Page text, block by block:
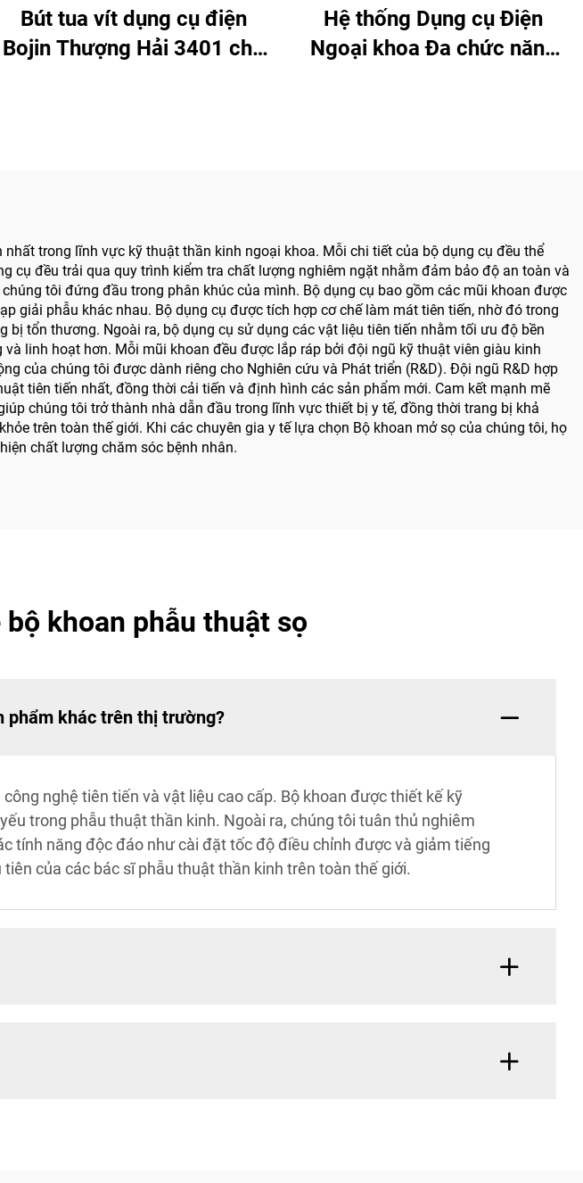
Bút tua vít dụng cụ điện
Bojin Thượng Hải 3401 cho
Hệ thống Dụng cụ Điện
Ngoại khoa Đa chức năng
trong lĩnh vực kỹ thuật thần kinh ngoại khoa. Mỗi chi tiết của bộ dụng cụ đều thể
cụ đều trải qua quy trình kiểm tra chất lượng nghiêm ngặt nhằm đảm bảo độ an toàn và
tôi đứng đầu trong phân khúc của mình. Bộ dụng cụ bao gồm các mũi khoan được
phẫu khác nhau. Bộ dụng cụ được tích hợp cơ chế làm mát tiên tiến, nhờ đó trong
tổn thương. Ngoài ra, bộ dụng cụ sử dụng các vật liệu tiên tiến nhằm tối ưu độ bền
linh hoạt hơn. Mỗi mũi khoan đều được lắp ráp bởi đội ngũ kỹ thuật viên giàu kinh
của chúng tôi được dành riêng cho Nghiên cứu và Phát triển (R&D). Đội ngũ R&D hợp
tiên tiến nhất, đồng thời cải tiến và định hình các sản phẩm mới. Cam kết mạnh mẽ
chúng tôi trở thành nhà dẫn đầu trong lĩnh vực thiết bị y tế, đồng thời trang bị khả
trên toàn thế giới. Khi các chuyên gia y tế lựa chọn Bộ khoan mở sọ của chúng tôi, họ
chất lượng chăm sóc bệnh nhân.
khoan phẫu thuật sọ
phẩm khác trên thị trường?
nghệ tiên tiến và vật liệu cao cấp. Bộ khoan được thiết kế kỹ
trong phẫu thuật thần kinh. Ngoài ra, chúng tôi tuân thủ nghiêm
tính năng độc đáo như cài đặt tốc độ điều chỉnh được và giảm tiếng
của các bác sĩ phẫu thuật thần kinh trên toàn thế giới.